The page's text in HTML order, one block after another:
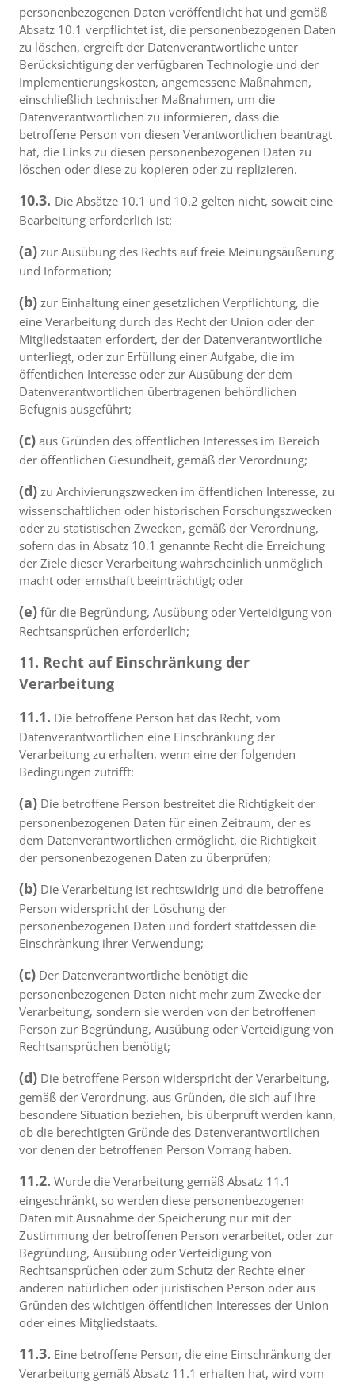
personenbezogenen Daten veröffentlicht hat und gemäß
Absatz 10.1 verpflichtet ist, die personenbezogenen Daten
zu löschen, ergreift der Datenverantwortliche unter
Berücksichtigung der verfügbaren Technologie und der
Implementierungskosten, angemessene Maßnahmen,
einschließlich technischer Maßnahmen, um die
Datenverantwortlichen zu informieren, dass die
betroffene Person von diesen Verantwortlichen beantragt
hat, die Links zu diesen personenbezogenen Daten zu
löschen oder diese zu kopieren oder zu replizieren.
10.3. Die Absätze 10.1 und 10.2 gelten nicht, soweit eine
Bearbeitung erforderlich ist:
(a) zur Ausübung des Rechts auf freie Meinungsäußerung
und Information;
(b) zur Einhaltung einer gesetzlichen Verpflichtung, die
eine Verarbeitung durch das Recht der Union oder der
Mitgliedstaaten erfordert, der der Datenverantwortliche
unterliegt, oder zur Erfüllung einer Aufgabe, die im
öffentlichen Interesse oder zur Ausübung der dem
Datenverantwortlichen übertragenen behördlichen
Befugnis ausgeführt;
(c) aus Gründen des öffentlichen Interesses im Bereich
der öffentlichen Gesundheit, gemäß der Verordnung;
(d) zu Archivierungszwecken im öffentlichen Interesse, zu
wissenschaftlichen oder historischen Forschungszwecken
oder zu statistischen Zwecken, gemäß der Verordnung,
sofern das in Absatz 10.1 genannte Recht die Erreichung
der Ziele dieser Verarbeitung wahrscheinlich unmöglich
macht oder ernsthaft beeinträchtigt; oder
(e) für die Begründung, Ausübung oder Verteidigung von
Rechtsansprüchen erforderlich;
11. Recht auf Einschränkung der
Verarbeitung
11.1. Die betroffene Person hat das Recht, vom
Datenverantwortlichen eine Einschränkung der
Verarbeitung zu erhalten, wenn eine der folgenden
Bedingungen zutrifft:
(a) Die betroffene Person bestreitet die Richtigkeit der
personenbezogenen Daten für einen Zeitraum, der es
dem Datenverantwortlichen ermöglicht, die Richtigkeit
der personenbezogenen Daten zu überprüfen;
(b) Die Verarbeitung ist rechtswidrig und die betroffene
Person widerspricht der Löschung der
personenbezogenen Daten und fordert stattdessen die
Einschränkung ihrer Verwendung;
(c) Der Datenverantwortliche benötigt die
personenbezogenen Daten nicht mehr zum Zwecke der
Verarbeitung, sondern sie werden von der betroffenen
Person zur Begründung, Ausübung oder Verteidigung von
Rechtsansprüchen benötigt;
(d) Die betroffene Person widerspricht der Verarbeitung,
gemäß der Verordnung, aus Gründen, die sich auf ihre
besondere Situation beziehen, bis überprüft werden kann,
ob die berechtigten Gründe des Datenverantwortlichen
vor denen der betroffenen Person Vorrang haben.
11.2. Wurde die Verarbeitung gemäß Absatz 11.1
eingeschränkt, so werden diese personenbezogenen
Daten mit Ausnahme der Speicherung nur mit der
Zustimmung der betroffenen Person verarbeitet, oder zur
Begründung, Ausübung oder Verteidigung von
Rechtsansprüchen oder zum Schutz der Rechte einer
anderen natürlichen oder juristischen Person oder aus
Gründen des wichtigen öffentlichen Interesses der Union
oder eines Mitgliedstaats.
11.3. Eine betroffene Person, die eine Einschränkung der
Verarbeitung gemäß Absatz 11.1 erhalten hat, wird vom